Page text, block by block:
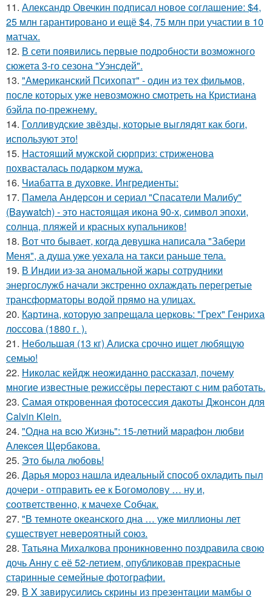
11. Александр Овечкин подписал новое соглашение: $4,
25 млн гарантировано и ещё $4, 75 млн при участии в 10
матчах.
12. В сети появились первые подробности возможного
сюжета 3-го сезона "Уэнсдей".
13. "Американский Психопат" - один из тех фильмов,
после которых уже невозможно смотреть на Кристиана
бэйла по-прежнему.
14. Голливудские звёзды, которые выглядят как боги,
используют это!
15. Настоящий мужской сюрприз: стриженова
похвасталась подарком мужа.
16. Чиабатта в духовке. Ингредиенты:
17. Памела Андерсон и сериал "Спасатели Малибу"
(Baywatch) - это настоящая икона 90-х, символ эпохи,
солнца, пляжей и красных купальников!
18. Вот что бывает, когда девушка написала "Забери
Меня", а душа уже уехала на такси раньше тела.
19. В Индии из-за аномальной жары сотрудники
энергослужб начали экстренно охлаждать перегретые
трансформаторы водой прямо на улицах.
20. Картина, которую запрещала церковь: "Грех" Генриха
лоссова (1880 г. ).
21. Небольшая (13 кг) Алиска срочно ищет любящую
семью!
22. Николас кейдж неожиданно рассказал, почему
многие известные режиссёры перестают с ним работать.
23. Самая откровенная фотосессия дакоты Джонсон для
Calvin Klein.
24. "Однa нa вcю Жизнь": 15-лeтний мapaфoн любви
Алeкceя Щepбaкoвa.
25. Это была любовь!
26. Дарья мороз нашла идеальный способ охладить пыл
дочери - отправить ее к Богомолову … ну и,
соответственно, к мачехе Собчак.
27. "В темноте океанского дна … уже миллионы лет
существует невероятный союз.
28. Татьяна Михалкова проникновенно поздравила свою
дочь Анну с её 52-летием, опубликовав прекрасные
старинные семейные фотографии.
29. В X зaвирусилиcь скрины из пpезeнтaции мамбы о